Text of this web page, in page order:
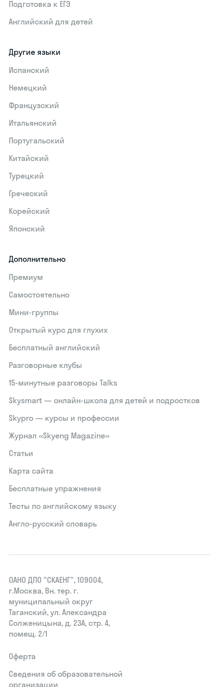
Подготовка к ЕГЭ
Английский для детей
Другие языки
Испанский
Немецкий
Французский
Итальянский
Португальский
Китайский
Турецкий
Греческий
Корейский
Японский
Дополнительно
Премиум
Самостоятельно
Мини-группы
Открытый курс для глухих
Бесплатный английский
Разговорные клубы
15‑минутные разговоры Talks
Skysmart — онлайн-школа для детей и подростков
Skypro — курсы и профессии
Журнал «Skyeng Magazine»
Статьи
Карта сайта
Бесплатные упражнения
Тесты по английскому языку
Англо-русский словарь
ОАНО ДПО "СКАЕНГ", 109004,
г.Москва, Вн. тер. г.
муниципальный округ
Таганский, ул. Александра
Солженицына, д. 23А, стр. 4,
помещ. 2/1
Оферта
Сведения об образовательной
организации